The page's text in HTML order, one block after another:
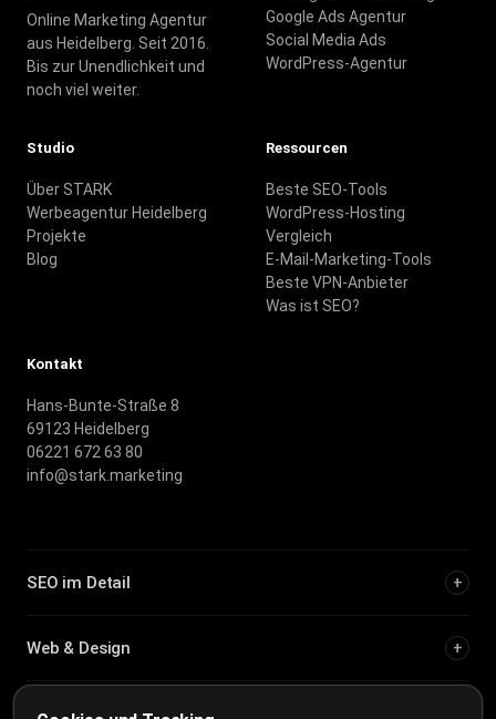
Online Marketing Agentur
aus Heidelberg. Seit 2016.
Bis zur Unendlichkeit und
noch viel weiter.
Google Ads Agentur
Social Media Ads
WordPress-Agentur
Studio
Über STARK
Werbeagentur Heidelberg
Projekte
Blog
Ressourcen
Beste SEO-Tools
WordPress-Hosting
Vergleich
E-Mail-Marketing-Tools
Beste VPN-Anbieter
Was ist SEO?
Kontakt
Hans-Bunte-Straße 8
69123 Heidelberg
06221 672 63 80
info@stark.marketing
SEO im Detail +
Web & Design +
Städteseiten